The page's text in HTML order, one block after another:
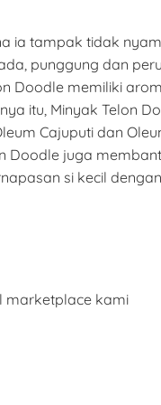
ia tampak tidak
punggung dan
Doodle memiliki
itu, Minyak Telon
Cajuputi dan
Doodle juga
si kecil
marketplace kami